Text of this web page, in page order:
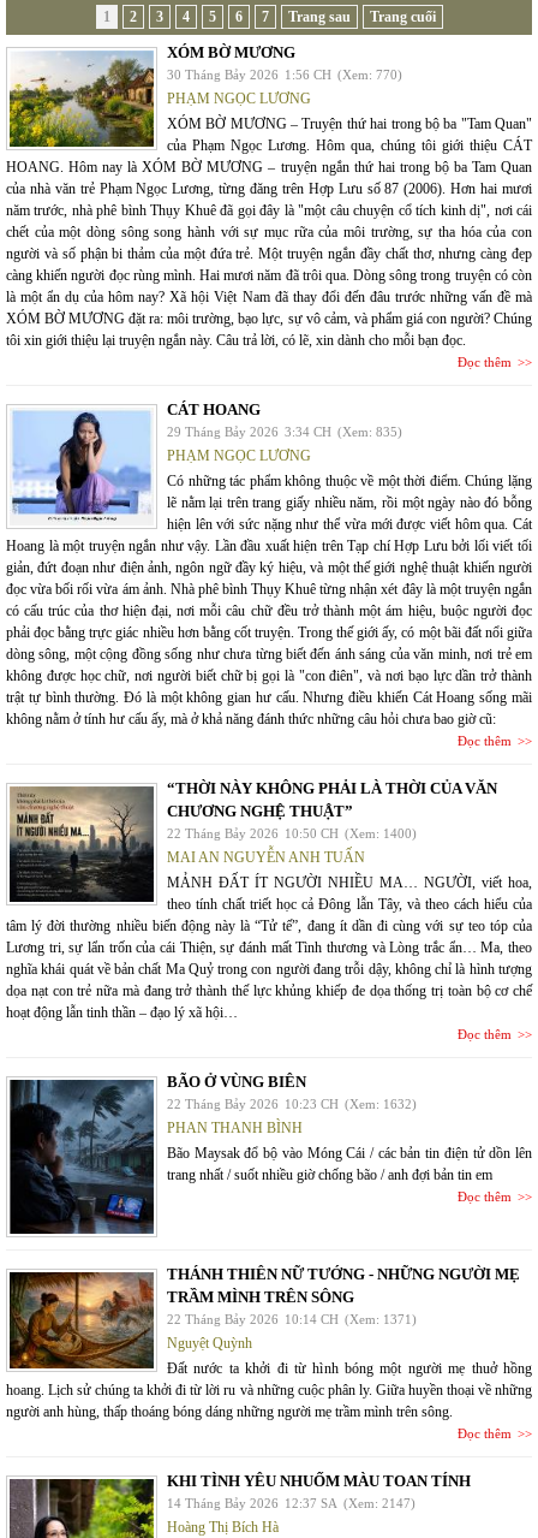
1 2 3 4 5 6 7 Trang sau Trang cuối
XÓM BỜ MƯƠNG
30 Tháng Bảy 2026 1:56 CH (Xem: 770)
PHẠM NGỌC LƯƠNG
XÓM BỜ MƯƠNG – Truyện thứ hai trong bộ ba "Tam Quan"
của Phạm Ngọc Lương. Hôm qua, chúng tôi giới thiệu CÁT
HOANG. Hôm nay là XÓM BỜ MƯƠNG – truyện ngắn thứ hai trong bộ ba Tam Quan
của nhà văn trẻ Phạm Ngọc Lương, từng đăng trên Hợp Lưu số 87 (2006). Hơn hai mươi
năm trước, nhà phê bình Thụy Khuê đã gọi đây là "một câu chuyện cổ tích kinh dị", nơi cái
chết của một dòng sông song hành với sự mục rữa của môi trường, sự tha hóa của con
người và số phận bi thảm của một đứa trẻ. Một truyện ngắn đầy chất thơ, nhưng càng đẹp
càng khiến người đọc rùng mình. Hai mươi năm đã trôi qua. Dòng sông trong truyện có còn
là một ẩn dụ của hôm nay? Xã hội Việt Nam đã thay đổi đến đâu trước những vấn đề mà
XÓM BỜ MƯƠNG đặt ra: môi trường, bạo lực, sự vô cảm, và phẩm giá con người? Chúng
tôi xin giới thiệu lại truyện ngắn này. Câu trả lời, có lẽ, xin dành cho mỗi bạn đọc.
Đọc thêm
CÁT HOANG
29 Tháng Bảy 2026 3:34 CH (Xem: 835)
PHẠM NGỌC LƯƠNG
Có những tác phẩm không thuộc về một thời điểm. Chúng lặng
lẽ nằm lại trên trang giấy nhiều năm, rồi một ngày nào đó bỗng
hiện lên với sức nặng như thể vừa mới được viết hôm qua. Cát
Hoang là một truyện ngắn như vậy. Lần đầu xuất hiện trên Tạp chí Hợp Lưu bởi lối viết tối
giản, đứt đoạn như điện ảnh, ngôn ngữ đầy ký hiệu, và một thế giới nghệ thuật khiến người
đọc vừa bối rối vừa ám ảnh. Nhà phê bình Thụy Khuê từng nhận xét đây là một truyện ngắn
có cấu trúc của thơ hiện đại, nơi mỗi câu chữ đều trở thành một ám hiệu, buộc người đọc
phải đọc bằng trực giác nhiều hơn bằng cốt truyện. Trong thế giới ấy, có một bãi đất nổi giữa
dòng sông, một cộng đồng sống như chưa từng biết đến ánh sáng của văn minh, nơi trẻ em
không được học chữ, nơi người biết chữ bị gọi là "con điên", và nơi bạo lực dần trở thành
trật tự bình thường. Đó là một không gian hư cấu. Nhưng điều khiến Cát Hoang sống mãi
không nằm ở tính hư cấu ấy, mà ở khả năng đánh thức những câu hỏi chưa bao giờ cũ:
Đọc thêm
“THỜI NÀY KHÔNG PHẢI LÀ THỜI CỦA VĂN
CHƯƠNG NGHỆ THUẬT”
22 Tháng Bảy 2026 10:50 CH (Xem: 1400)
MAI AN NGUYỄN ANH TUẤN
MẢNH ĐẤT ÍT NGƯỜI NHIỀU MA… NGƯỜI, viết hoa,
theo tính chất triết học cả Đông lẫn Tây, và theo cách hiểu của
tâm lý đời thường nhiều biến động này là “Tử tế”, đang ít dần đi cùng với sự teo tóp của
Lương tri, sự lẩn trốn của cái Thiện, sự đánh mất Tình thương và Lòng trắc ẩn… Ma, theo
nghĩa khái quát về bản chất Ma Quỷ trong con người đang trỗi dậy, không chỉ là hình tượng
dọa nạt con trẻ nữa mà đang trở thành thế lực khủng khiếp đe dọa thống trị toàn bộ cơ chế
hoạt động lẫn tinh thần – đạo lý xã hội…
Đọc thêm
BÃO Ở VÙNG BIÊN
22 Tháng Bảy 2026 10:23 CH (Xem: 1632)
PHAN THANH BÌNH
Bão Maysak đổ bộ vào Móng Cái / các bản tin điện tử dồn lên
trang nhất / suốt nhiều giờ chống bão / anh đợi bản tin em
Đọc thêm
THÁNH THIÊN NỮ TƯỚNG - NHỮNG NGƯỜI MẸ
TRẦM MÌNH TRÊN SÔNG
22 Tháng Bảy 2026 10:14 CH (Xem: 1371)
Nguyệt Quỳnh
Đất nước ta khởi đi từ hình bóng một người mẹ thuở hồng
hoang. Lịch sử chúng ta khởi đi từ lời ru và những cuộc phân ly. Giữa huyền thoại về những
người anh hùng, thấp thoáng bóng dáng những người mẹ trầm mình trên sông.
Đọc thêm
KHI TÌNH YÊU NHUỐM MÀU TOAN TÍNH
14 Tháng Bảy 2026 12:37 SA (Xem: 2147)
Hoàng Thị Bích Hà